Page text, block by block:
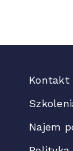
Kontakt
Najem